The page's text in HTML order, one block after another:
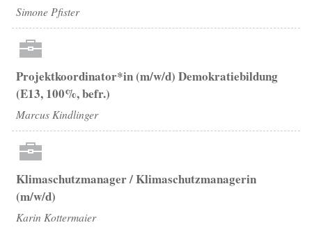
Simone Pfister
Projektkoordinator*in (m/w/d) Demokratiebildung
(E13, 100%, befr.)
Marcus Kindlinger
Klimaschutzmanager / Klimaschutzmanagerin
(m/w/d)
Karin Kottermaier